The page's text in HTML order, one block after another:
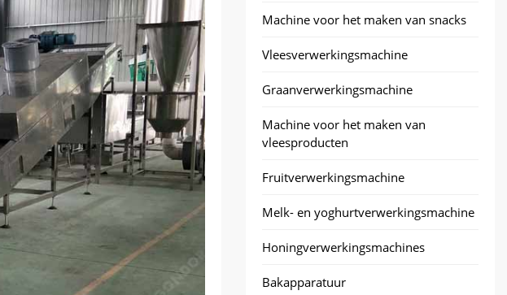
Machine voor het maken van snacks
Vleesverwerkingsmachine
Graanverwerkingsmachine
Machine voor het maken van
vleesproducten
Fruitverwerkingsmachine
Melk- en yoghurtverwerkingsmachine
Honingverwerkingsmachines
Bakapparatuur